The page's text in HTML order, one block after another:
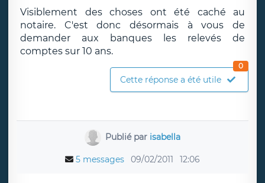
Visiblement des choses ont été caché au
notaire. C'est donc désormais à vous de
demander aux banques les relevés de
comptes sur 10 ans.
Cette réponse a été utile
0
Publié par isabella
5 messages 09/02/2011 12:06